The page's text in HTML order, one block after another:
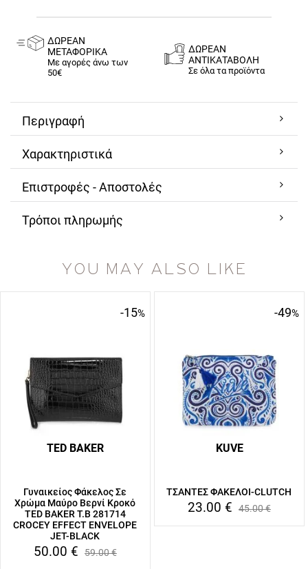
ΔΩΡΕΑΝ
ΜΕΤΑΦΟΡΙΚΑ
Με αγορές άνω των
50€
ΔΩΡΕΑΝ
ΑΝΤΙΚΑΤΑΒΟΛΗ
Σε όλα τα προϊόντα
Περιγραφή
Χαρακτηριστικά
Επιστροφές - Αποστολές
Τρόποι πληρωμής
YOU MAY ALSO LIKE
-15%
TED BAKER
Γυναικείος Φάκελος Σε
Χρώμα Μαύρο Βερνί Κροκό
TED BAKER T.B 281714
CROCEY EFFECT ENVELOPE
JET-BLACK
50.00 € 59.00€
-49%
KUVE
ΤΣΑΝΤΕΣ ΦΑΚΕΛΟΙ-CLUTCH
23.00 € 45.00€